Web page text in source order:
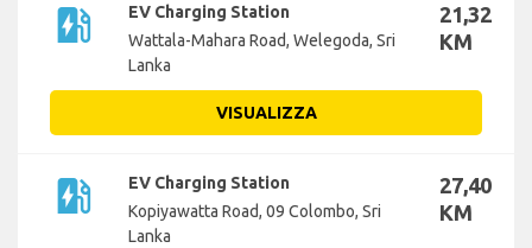
ev_station
EV Charging Station
Wattala-Mahara Road, Welegoda, Sri
Lanka
21,32
KM
VISUALIZZA
ev_station
EV Charging Station
Kopiyawatta Road, 09 Colombo, Sri
Lanka
27,40
KM